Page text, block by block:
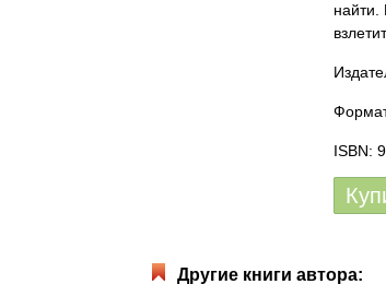
найти.
ISBN:
Другие книги автора: